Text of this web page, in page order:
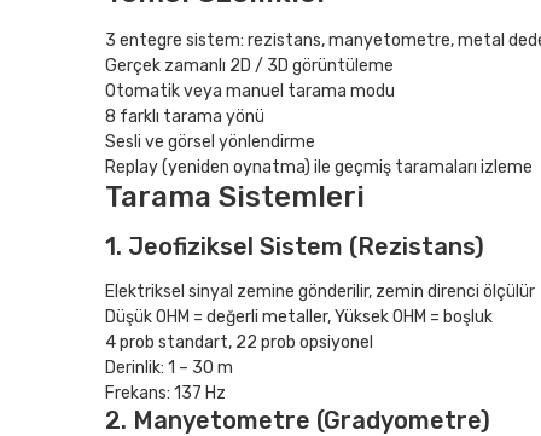
3 entegre sistem: rezistans, manyetometre, metal
Gerçek zamanlı 2D / 3D görüntüleme
Otomatik veya manuel tarama modu
8 farklı tarama yönü
Sesli ve görsel yönlendirme
Replay (yeniden oynatma) ile geçmiş taramaları izleme
Tarama Sistemleri
1. Jeofiziksel Sistem (Rezistans)
Elektriksel sinyal zemine gönderilir, zemin direnci ölçülür
Düşük OHM = değerli metaller, Yüksek OHM = boşluk
4 prob standart, 22 prob opsiyonel
Derinlik: 1 – 30 m
Frekans: 137 Hz
2. Manyetometre (Gradyometre)